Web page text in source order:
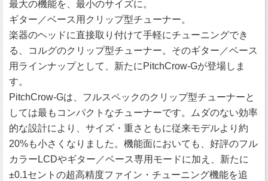
最大の機能を、最小のサイズに。
ギター／ベース用クリップ型チューナー。
楽器のヘッドに直接取り付けて手軽にチューニングでき
る、コルグのクリップ型チューナー。そのギター／ベース
用ラインナップとして、新たにPitchCrow-Gが登場しま
す。
PitchCrow-Gは、フルスペックのクリップ型チューナーと
しては最もコンパクトなチューナーです。ムダのない効率
的な設計により、サイズ・重さともに従来モデルより約
20%も小さくなりました。機能面においても、好評のフル
カラーLCDやギター／ベース専用モードに加え、新たに
±0.1セントの超高精度ファイン・チューニング機能を追